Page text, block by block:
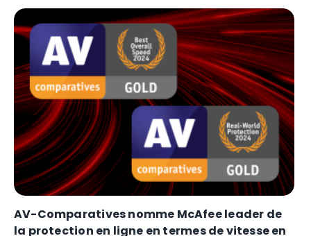
AV-Comparatives nomme McAfee leader de
la protection en ligne en termes de vitesse en